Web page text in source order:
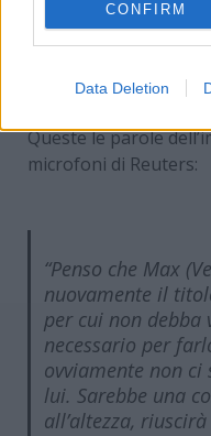
CONFIRM
Data Deletion
Bernie Ecclestone
il titolo di campione
Queste le parole
microfoni di Reuters:
“Penso che Max
nuovamente il
per cui non debba
necessario per
ovviamente non
lui. Sarebbe una
all’altezza,